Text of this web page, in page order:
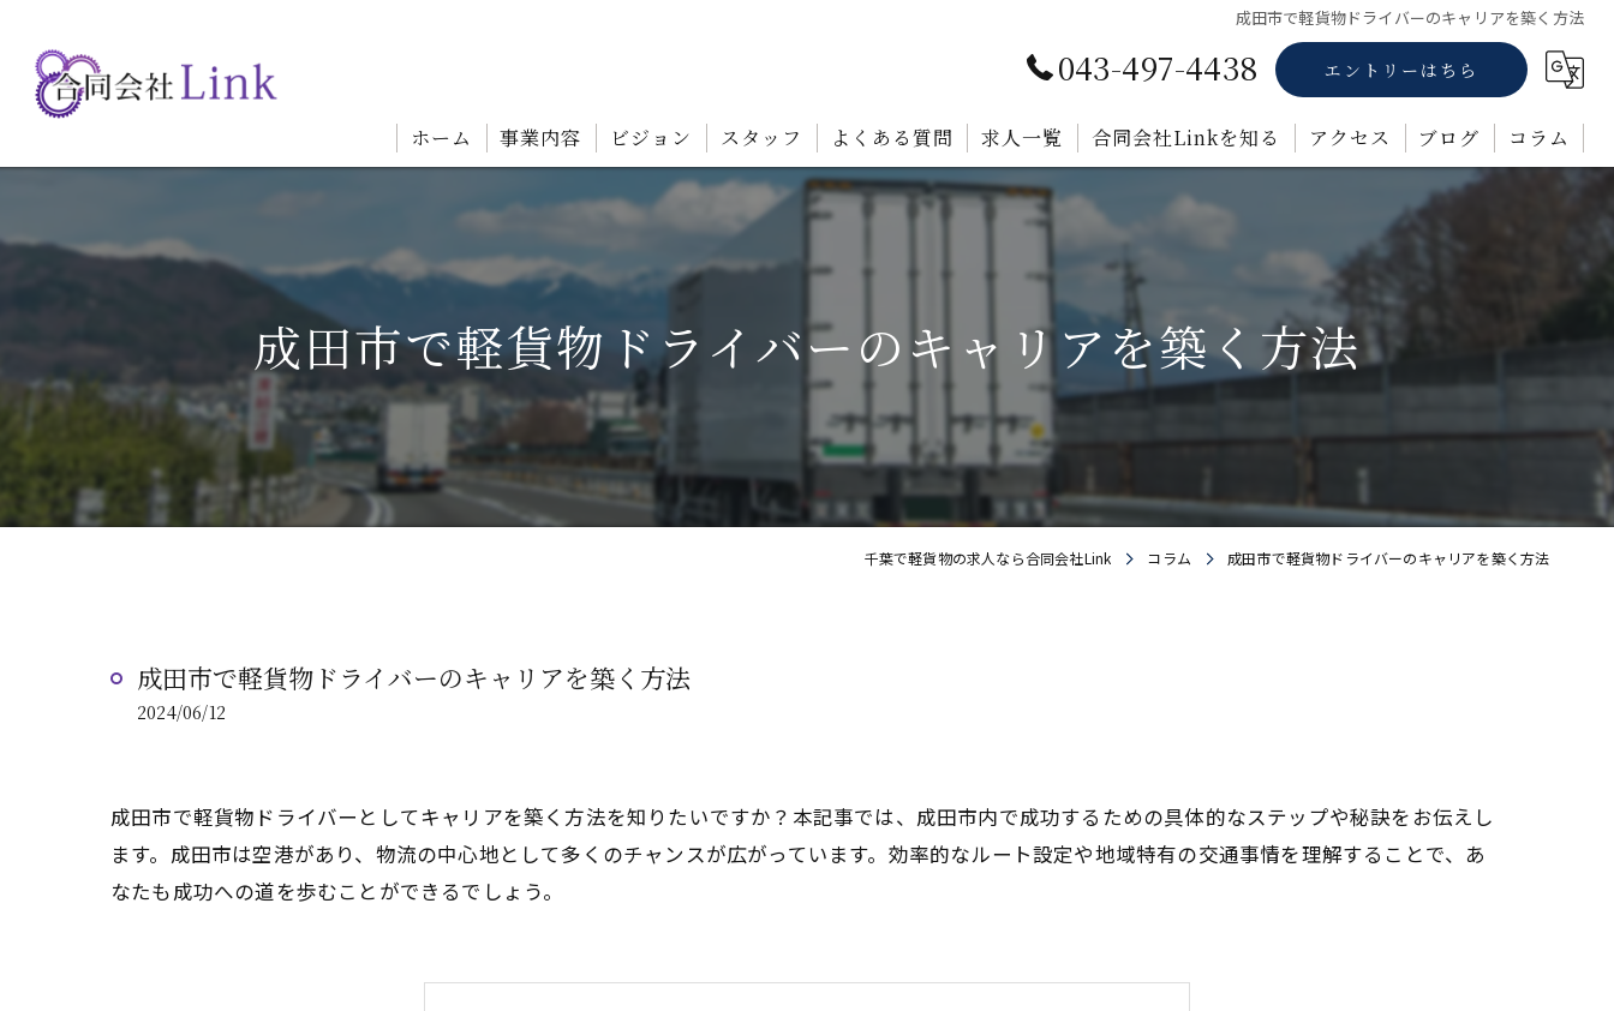
成田市で軽貨物ドライバーのキャリアを築く方法
043-497-4438 エントリーはちら
ホーム 事業内容 ビジョン スタッフ よくある質問 求人一覧 合同会社Linkを知る
正社員
業務委託
未経験
転職
福利厚生
アクセス ブログ コラム
成田市で軽貨物ドライバーのキャリアを築く方法
千葉で軽貨物の求人なら合同会社Link コラム 成田市で軽貨物ドライバーのキャリアを築く方法
成田市で軽貨物ドライバーのキャリアを築く方法
2024/06/12
成田市で軽貨物ドライバーとしてキャリアを築く方法を知りたいですか？本記事では、成田市内で成功するための具体的なステップや秘訣をお伝えし
ます。成田市は空港があり、物流の中心地として多くのチャンスが広がっています。効率的なルート設定や地域特有の交通事情を理解することで、あ
なたも成功への道を歩むことができるでしょう。